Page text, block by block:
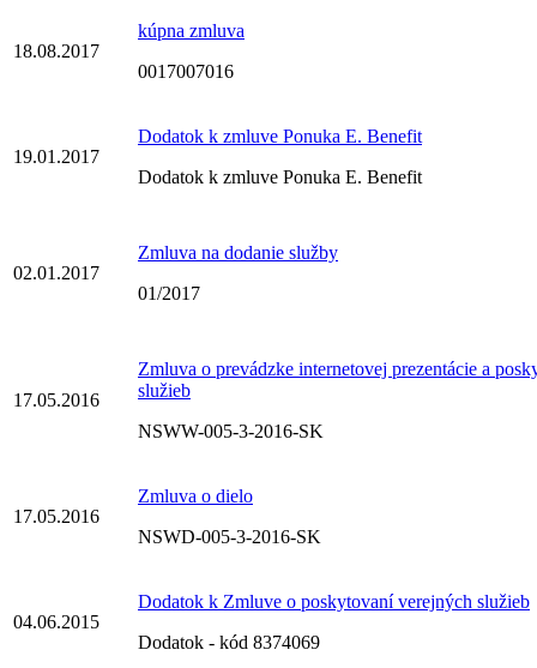
18.08.2017
kúpna zmluva
0017007016
19.01.2017
Dodatok k zmluve Ponuka E. Benefit
Dodatok k zmluve Ponuka E. Benefit
02.01.2017
Zmluva na dodanie služby
01/2017
17.05.2016
Zmluva o prevádzke internetovej prezentácie a
služieb
NSWW-005-3-2016-SK
17.05.2016
Zmluva o dielo
NSWD-005-3-2016-SK
04.06.2015
Dodatok k Zmluve o poskytovaní verejných služieb
Dodatok - kód 8374069